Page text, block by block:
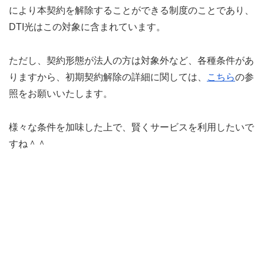
により本契約を解除することができる制度のことであり、
DTI光はこの対象に含まれています。
ただし、契約形態が法人の方は対象外など、各種条件があ
りますから、初期契約解除の詳細に関しては、
こちらの参
照をお願いいたします。
様々な条件を加味した上で、賢くサービスを利用したいで
すね＾＾